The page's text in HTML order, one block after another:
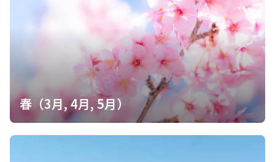
て、近畿の夏山の奥深さを実感した日曜日でした。まだまだ先が
長い奥駈道も少しずつ進めて参ります。
春（3月, 4月, 5月）